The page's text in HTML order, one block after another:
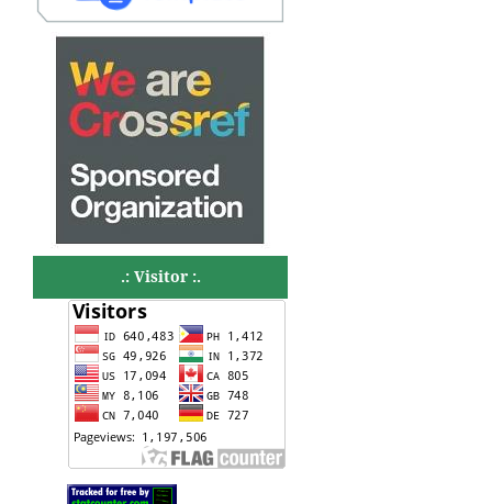
.: Visitor :.